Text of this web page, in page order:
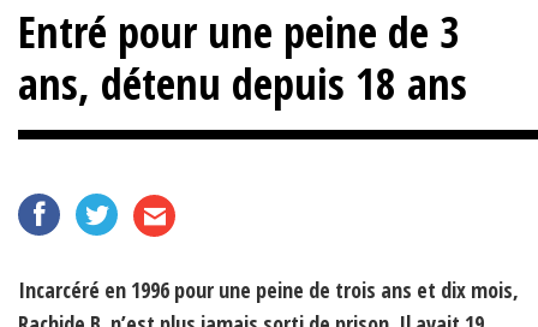
Entré pour une peine de 3
ans, détenu depuis 18 ans
Incarcéré en 1996 pour une peine de trois ans et dix mois,